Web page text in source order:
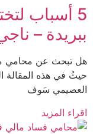
أسباب
– ناجي
عن محامي
في هذه المقالة
سَوف
المزيد